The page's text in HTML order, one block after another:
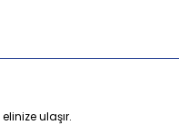
ulaşır.